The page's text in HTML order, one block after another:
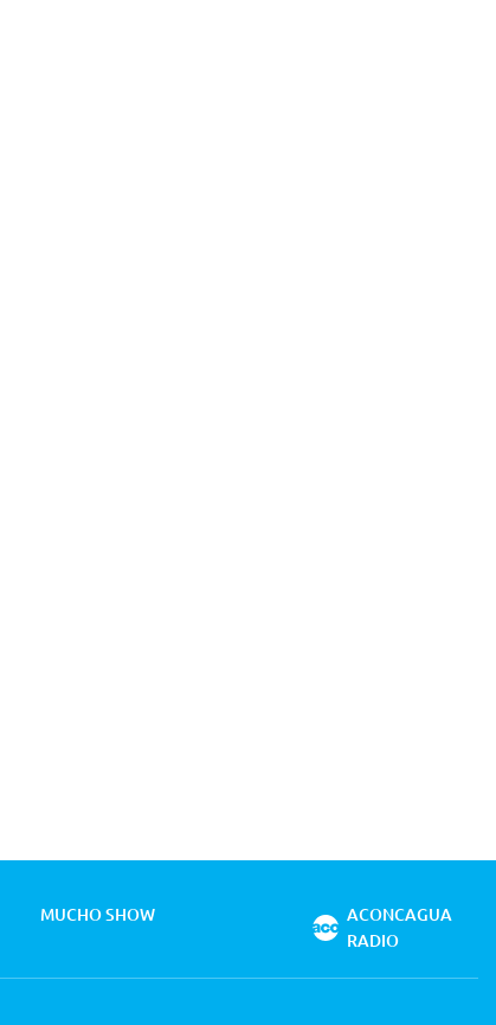
MUCHO SHOW
ACONCAGUA
RADIO